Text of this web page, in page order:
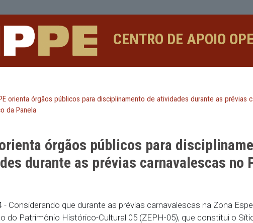
para disciplinamento de
CENTRO DE
MPPE orienta órgãos públicos para disciplinamento de atividades
orienta órgãos públicos para
durante as prévias